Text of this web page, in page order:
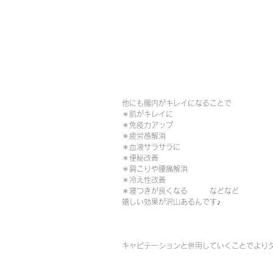
他にも腸内がキレイになることで
＊肌がキレイに
＊免疫力アップ
＊疲労感解消
＊血液サラサラに
＊便秘改善
＊肩こりや腰痛解消
＊冷え性改善
＊寝つきが良くなる　　　などなど
嬉しい効果が沢山あるんです♪
キャビテーションと併用していくことでより